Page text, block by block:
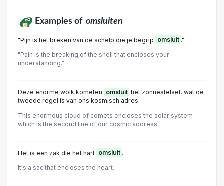
Examples of omsluiten
"Pijn is het breken van de schelp die je begrip omsluit ."
"Pain is the breaking of the shell that encloses your
understanding."
Deze enorme wolk kometen omsluit het zonnestelsel, wat de
tweede regel is van ons kosmisch adres.
This enormous cloud of comets encloses the solar system
which is the second line of our cosmic address.
Het is een zak die het hart omsluit .
It's a sac that encloses the heart.